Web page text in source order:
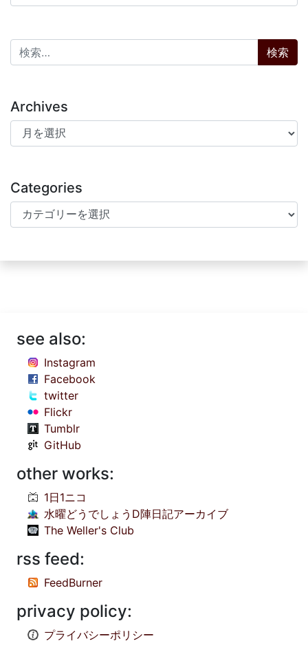
検索:
Archives
Archives
Categories
Categories
see also:
Instagram
Facebook
twitter
Flickr
Tumblr
GitHub
other works:
1日1ニコ
水曜どうでしょうD陣日記アーカイブ
The Weller's Club
rss feed:
FeedBurner
privacy policy:
プライバシーポリシー